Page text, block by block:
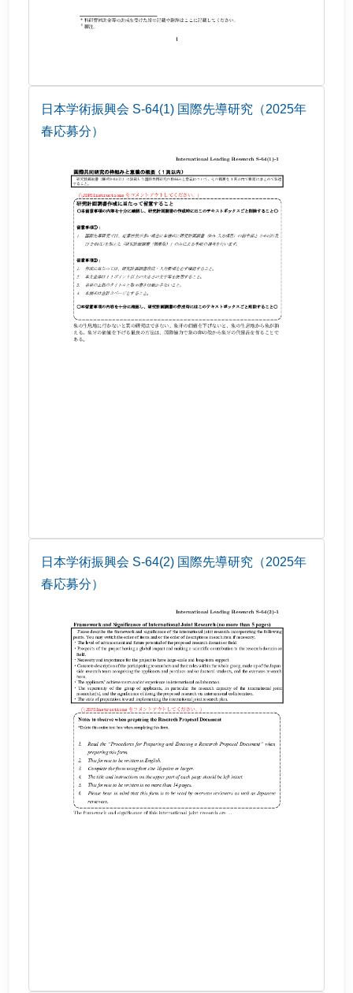
日本学術振興会 S-64(1) 国際先導研究（2025年
春応募分）
日本学術振興会 S-64(2) 国際先導研究（2025年
春応募分）